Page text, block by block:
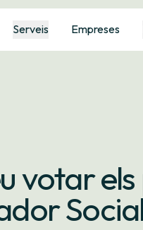
Serveis Empreses
votar